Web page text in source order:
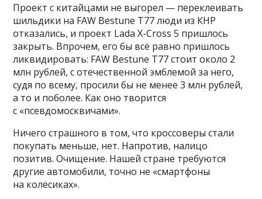
Проект с китайцами не выгорел — переклеивать
шильдики на FAW Bestune T77 люди из КНР
отказались, и проект Lada X-Cross 5 пришлось
закрыть. Впрочем, его бы всё равно пришлось
ликвидировать: FAW Bestune T77 стоит около 2
млн рублей, с отечественной эмблемой за него,
судя по всему, просили бы не менее 3 млн рублей,
а то и поболее. Как оно творится
с «псевдомосквичами».
Ничего страшного в том, что кроссоверы стали
покупать меньше, нет. Напротив, налицо
позитив. Очищение. Нашей стране требуются
другие автомобили, точно не «смартфоны
на колёсиках».